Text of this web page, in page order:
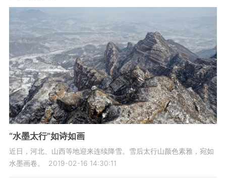
“水墨太行”如诗如画
近日，河北、山西等地迎来连续降雪。雪后太行山颜色素雅，宛如
水墨画卷。
2019-02-16 14:30:11